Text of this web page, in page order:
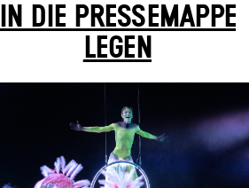
IN DIE PRESSEMAPPE
LEGEN